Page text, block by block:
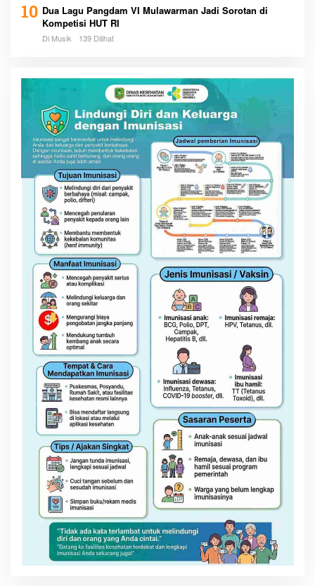
10 Dua Lagu Pangdam VI Mulawarman Jadi Sorotan di
Kompetisi HUT RI
Di Musik 139 Dilihat